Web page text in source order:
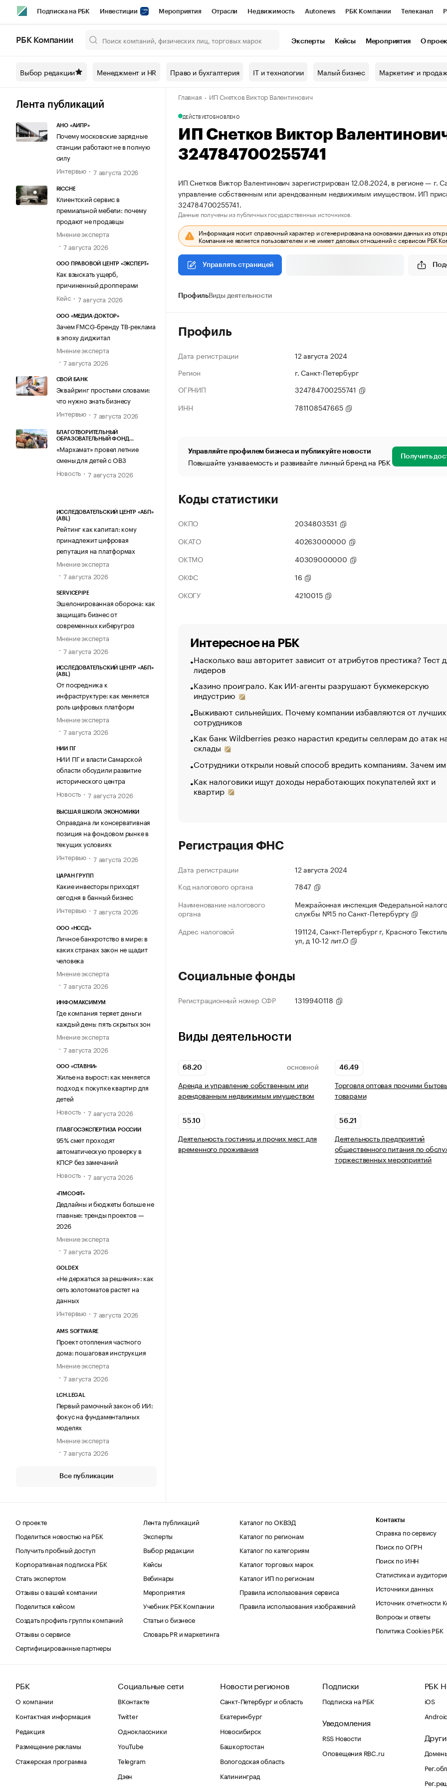
Подписка на РБК Инвестиции Мероприятия Отрасли Недвижимость Autonews РБК Компании Телеканал
Спецпроекты СПб Конференции СПб Спецпроекты Проверка контрагентов
Технологии и медиа Рынок наличной валюты
РБК Компании Эксперты Кейсы Мероприятия О
Выбор редакции Менеджмент и HR Право и бухгалтерия IT и технологии Малый бизнес Маркетинг и
Лента публикаций
АНО «АИПР»
Почему московские зарядные
станции работают не в полную
силу
Интервью
7 августа 2026
RICCHE
Клиентский сервис в
премиальной мебели: почему
продают не продавцы
Мнение эксперта
7 августа 2026
ООО ПРАВОВОЙ ЦЕНТР «ЭКСПЕРТ»
Как взыскать ущерб,
причиненный дропперами
Кейс
7 августа 2026
ООО «МЕДИА-ДОКТОР»
Зачем FMCG-бренду ТВ-реклама
в эпоху диджитал
Мнение эксперта
7 августа 2026
СВОЙ БАНК
Эквайринг простыми словами:
что нужно знать бизнесу
Интервью
7 августа 2026
БЛАГОТВОРИТЕЛЬНЫЙ
ОБРАЗОВАТЕЛЬНЫЙ ФОНД
«Мархамат» провел летние
смены для детей с ОВЗ
Новость
7 августа 2026
ИССЛЕДОВАТЕЛЬСКИЙ ЦЕНТР «АБП»
(ABL)
Рейтинг как капитал: кому
принадлежит цифровая
репутация на платформах
Мнение эксперта
7 августа 2026
SERVICEPIPE
Эшелонированная оборона: как
защищать бизнес от
современных киберугроз
Мнение эксперта
7 августа 2026
ИССЛЕДОВАТЕЛЬСКИЙ ЦЕНТР «АБП»
(ABL)
От посредника к
инфраструктуре: как меняется
роль цифровых платформ
Мнение эксперта
7 августа 2026
НИИ ПГ
НИИ ПГ и власти Самарской
области обсудили развитие
исторического центра
Новость
7 августа 2026
ВЫСШАЯ ШКОЛА ЭКОНОМИКИ
Оправдана ли консервативная
позиция на фондовом рынке в
текущих условиях
Интервью
7 августа 2026
ЦАРАН ГРУПП
Какие инвесторы приходят
сегодня в банный бизнес
Интервью
7 августа 2026
ООО «НССД»
Личное банкротство в мире: в
каких странах закон не щадит
человека
Мнение эксперта
7 августа 2026
ИНФОМАКСИМУМ
Где компания теряет деньги
каждый день: пять скрытых зон
Мнение эксперта
7 августа 2026
ООО «СТАВНИ»
Жилье на вырост: как меняется
подход к покупке квартир для
детей
Новость
7 августа 2026
ГЛАВГОСЭКСПЕРТИЗА РОССИИ
95% смет проходят
автоматическую проверку в
КПСР без замечаний
Новость
7 августа 2026
«ПМСОФТ»
Дедлайны и бюджеты больше не
главные: тренды проектов —
2026
Мнение эксперта
7 августа 2026
GOLDEX
«Не держаться за решения»: как
сеть золотоматов растет на
данных
Интервью
7 августа 2026
AMS SOFTWARE
Проект отопления частного
дома: пошаговая инструкция
Мнение эксперта
7 августа 2026
LCH.LEGAL
Первый рамочный закон об ИИ:
фокус на фундаментальных
моделях
Мнение эксперта
7 августа 2026
Все публикации
Главная ИП Снетков Виктор Валентинович
ДЕЙСТВУЕТОБНОВЛЕНО
ИП Снетков Виктор
324784700255741
ИП Снетков Виктор Валентинович зарегистрирован 12.08.2024, в регионе — г.
управление собственным или арендованным недвижимым имуществом. ИП
324784700255741.
Данные получены из публичных государственных источников.
Информация носит справочный характер и сгенерирована на основании данных из
Компания не является пользователем и не имеет деловых отношений с сервисом РБК
Управлять страницей
ПрофильВиды деятельности
Профиль
Дата регистрации
12 августа 2024
Регион
г. Санкт-Петербург
ОГРНИП
324784700255741
ИНН
781108547665
Управляйте профилем бизнеса и публикуйте новости
Повышайте узнаваемость и развивайте личный бренд на РБК Получить
Коды статистики
ОКПО
2034803531
ОКАТО
40263000000
ОКТМО
40309000000
ОКФС
16
ОКОГУ
4210015
Интересное на РБК
Насколько ваш авторитет зависит от атрибутов престижа? Тест
лидеров
Казино проиграло. Как ИИ-агенты разрушают букмекерскую
индустрию
Выживают сильнейших. Почему компании избавляются от лучших
сотрудников
Как банк Wildberries резко нарастил кредиты селлерам до атак
склады
Сотрудники открыли новый способ вредить компаниям. Зачем
Как налоговики ищут доходы неработающих покупателей яхт и
квартир
Регистрация ФНС
Дата регистрации
12 августа 2024
Код налогового органа
7847
Наименование налогового
органа
Межрайонная инспекция Федеральной
службы №15 по Санкт-Петербургу
Адрес налоговой
191124, Санкт-Петербург г, Красного
ул, д 10-12 лит.О
Социальные фонды
Регистрационный номер СФР 1319940118
Виды деятельности
68.20 ОСНОВНОЙ
Аренда и управление собственным или
арендованным недвижимым имуществом
46.49
Торговля оптовая прочими
товарами
55.10
Деятельность гостиниц и прочих мест для
временного проживания
56.21
Деятельность предприятий
общественного питания по
торжественных мероприятий
О проекте
Поделиться новостью на РБК
Получить пробный доступ
Корпоративная подписка РБК
Стать экспертом
Отзывы о вашей компании
Поделиться кейсом
Создать профиль группы компаний
Отзывы о сервисе
Сертифицированные партнеры
Лента публикаций
Эксперты
Выбор редакции
Кейсы
Вебинары
Мероприятия
Учебник РБК Компании
Статьи о бизнесе
Словарь PR и маркетинга
Каталог по ОКВЭД
Каталог по регионам
Каталог по категориям
Каталог торговых марок
Каталог ИП по регионам
Правила использования сервиса
Правила использования изображений
Контакты
Справка по сервису
Поиск по ОГРН
Поиск по ИНН
Статистика и
Источники данных
Источник отчетности
Вопросы и ответы
Политика Cookies РБК
РБК
О компании
Контактная информация
Редакция
Размещение рекламы
Стажерская программа
Социальные сети
ВКонтакте
Twitter
Одноклассники
YouTube
Telegram
Дзен
Новости регионов
Санкт-Петербург и область
Екатеринбург
Новосибирск
Башкортостан
Вологодская область
Калининград
Подписки
Подписка на РБК
Уведомления
RSS Новости
Оповещения RBC.ru
РБК
iOS